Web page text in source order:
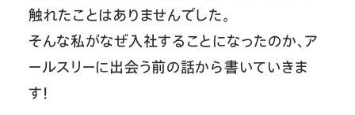
触れたことはありませんでした。
そんな私がなぜ入社することになったのか、ア
ールスリーに出会う前の話から書いていきま
す！